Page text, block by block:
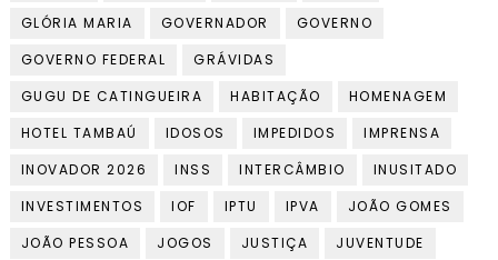
GLÓRIA MARIA
GOVERNADOR
GOVERNO
GOVERNO FEDERAL
GRÁVIDAS
GUGU DE CATINGUEIRA
HABITAÇÃO
HOMENAGEM
HOTEL TAMBAÚ
IDOSOS IMPEDIDOS
IMPRENSA
INOVADOR 2026
INSS INTERCÂMBIO
INUSITADO
INVESTIMENTOS
IOF IPTU IPVA
JOÃO GOMES
JOÃO PESSOA
JOGOS JUSTIÇA
JUVENTUDE